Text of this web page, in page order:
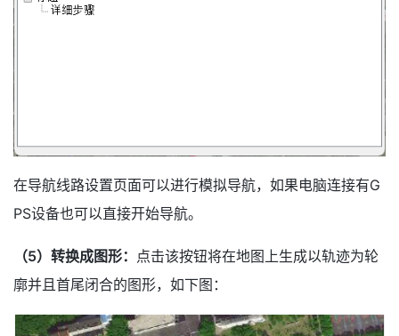
在导航线路设置页面可以进行模拟导航，如果电脑连接有G
PS设备也可以直接开始导航。
（5）转换成图形： 点击该按钮将在地图上生成以轨迹为轮
廓并且首尾闭合的图形，如下图：